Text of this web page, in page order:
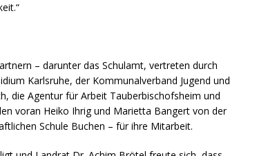
– darunter das Schulamt, vertreten durch
Karlsruhe, der Kommunalverband Jugend und
die Agentur für Arbeit Tauberbischofsheim und
voran Heiko Ihrig und Marietta Bangert von der
Schule Buchen – für ihre Mitarbeit.